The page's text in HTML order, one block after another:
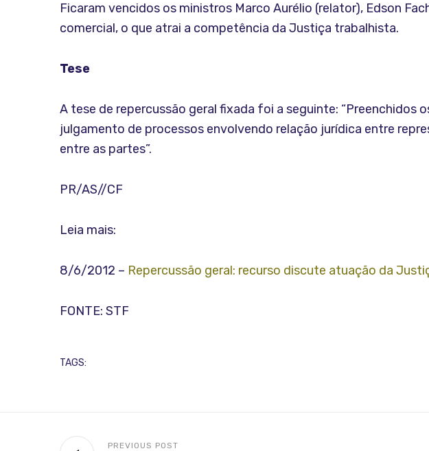
Ficaram vencidos os ministros Marco Aurélio (relator), Edson
comercial, o que atrai a competência da Justiça trabalhista.
Tese
A tese de repercussão geral fixada foi a seguinte:
julgamento de processos envolvendo relação jurídica entre
entre as partes”.
PR/AS//CF
Leia mais:
8/6/2012 – Repercussão geral: recurso discute atuação da
FONTE: STF
TAGS:
PREVIOUS POST